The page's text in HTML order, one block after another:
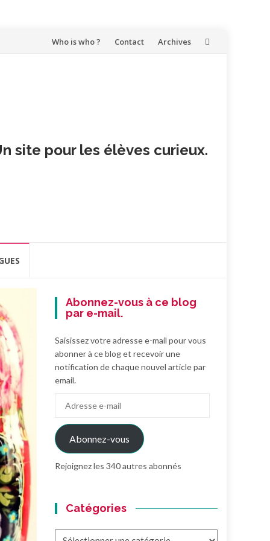
Aller
Who is who ? Contact Archives
site pour les élèves curieux.
Abonnez-vous à ce blog
par e-mail.
Saisissez votre adresse e-mail pour vous
abonner à ce blog et recevoir une
notification de chaque nouvel article par
email.
mail
Abonnez-vous
Rejoignez les 340 autres abonnés
Catégories